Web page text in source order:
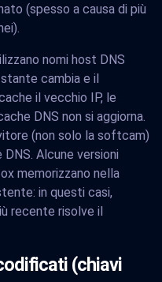
(spesso a causa di più
nomi host DNS
cambia e il
il vecchio IP, le
DNS non si aggiorna.
(non solo la softcam)
Alcune versioni
memorizzano nella
in questi casi,
recente risolve il
(chiavi